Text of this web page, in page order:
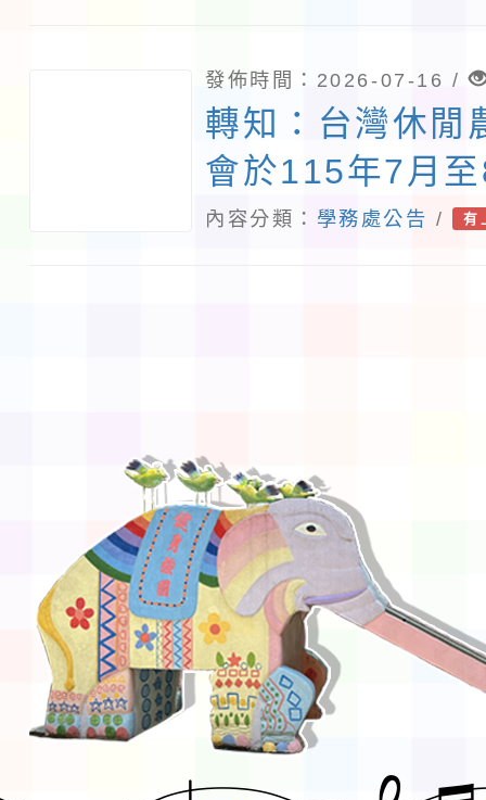
發佈時間：2026-07-16 /
轉知：台灣休閒
會於115年7月
「教師食農體驗
內容分類： 學務處公告 / 有